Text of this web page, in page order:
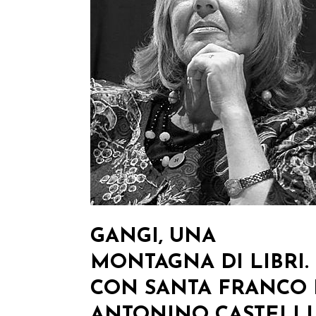
GANGI, UNA
MONTAGNA DI LIBRI.
CON SANTA FRANCO